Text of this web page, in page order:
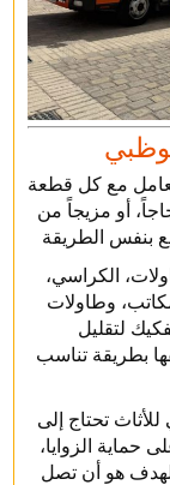
مع كل قطعة
أو مزيجاً من
الكراسي،
وطاولات
لتقليل
بطريقة تناسب
تحتاج إلى
حماية الزوايا،
هو أن تصل